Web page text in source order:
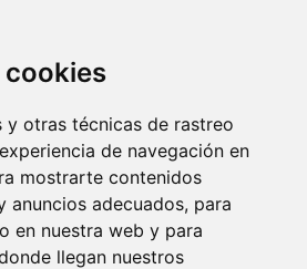
y otras técnicas de rastreo
de navegación en
mostrarte contenidos
anuncios adecuados, para
en nuestra web y para
llegan nuestros